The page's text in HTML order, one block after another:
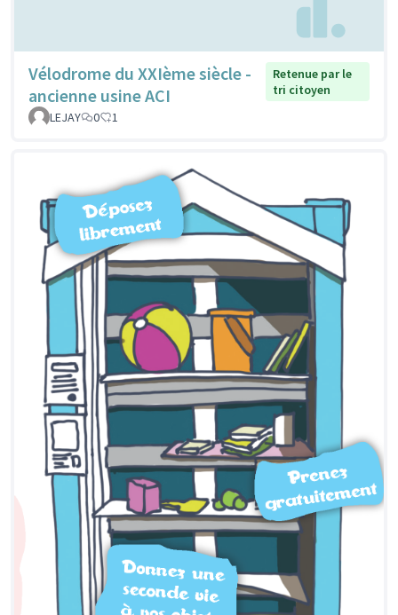
Vélodrome du XXIème siècle -
ancienne usine ACI
Retenue par le
tri citoyen
LEJAY
0 1